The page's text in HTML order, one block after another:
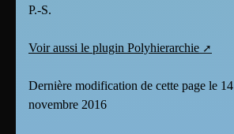
P.-S.
Voir aussi le plugin Polyhierarchie
Dernière modification de cette page le 14
novembre 2016